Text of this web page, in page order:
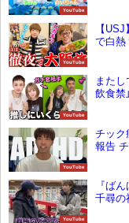
YouTube
YouTube
【
で白熱
YouTube
また
飲食禁
YouTube
チック
報告
YouTube
『ば
千尋の